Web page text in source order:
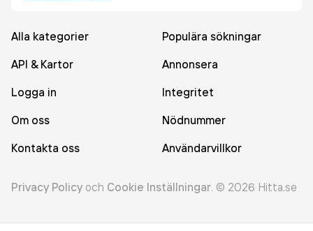
Alla kategorier
Populära sökningar
API & Kartor
Annonsera
Logga in
Integritet
Om oss
Nödnummer
Kontakta oss
Användarvillkor
Privacy Policy och Cookie Inställningar. © 2026 Hitta.se